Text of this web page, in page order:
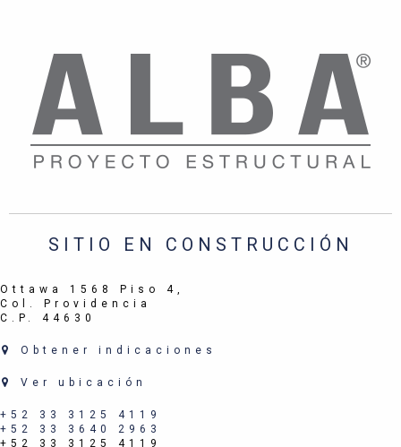
SITIO EN CONSTRUCCIÓN
Ottawa 1568 Piso 4,
Col. Providencia
C.P. 44630
Obtener indicaciones
Ver ubicación
+52 33 3125 4119
+52 33 3640 2963
+52 33 3125 4119